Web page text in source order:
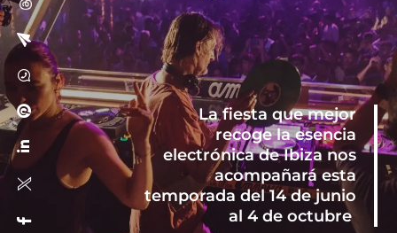
La fiesta que mejor
recoge la esencia
electrónica de Ibiza nos
acompañará esta
temporada del 14 de junio
al 4 de octubre